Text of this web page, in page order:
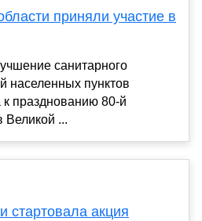
приняли участие в
санитарного
населенных пунктов
к празднованию 80-й
...
стартовала акция